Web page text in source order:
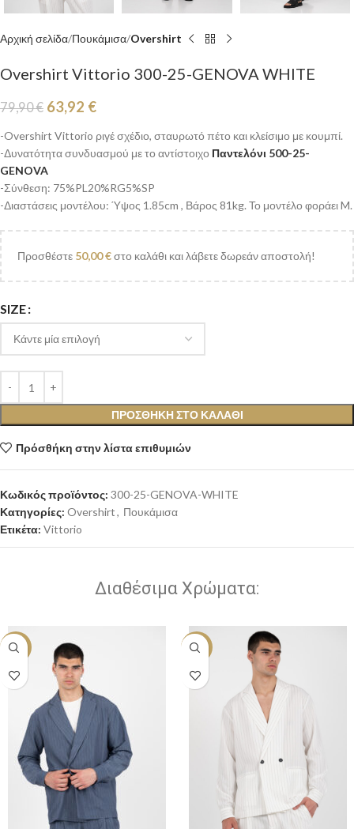
Αρχική σελίδα Πουκάμισα Overshirt
Overshirt Vittorio 300-25-GENOVA WHITE
79,90€ 63,92 €
-Overshirt Vittorio ριγέ σχέδιο, σταυρωτό πέτο και κλείσιμο με κουμπί.
-Δυνατότητα συνδυασμού με το αντίστοιχο Παντελόνι 500-25-
GENOVA
-Σύνθεση: 75%PL20%RG5%SP
-Διαστάσεις μοντέλου: Ύψος 1.85cm , Βάρος 81kg. Το μοντέλο φοράει M.
Προσθέστε 50,00€στο καλάθι και λάβετε δωρεάν αποστολή!
SIZE
ΠΡΟΣΘΉΚΗ ΣΤΟ ΚΑΛΆΘΙ
Πρόσθήκη στην λίστα επιθυμιών
Κωδικός προϊόντος: 300-25-GENOVA-WHITE
Κατηγορίες: Overshirt, Πουκάμισα
Ετικέτα: Vittorio
Διαθέσιμα Χρώματα:
-20% -20%